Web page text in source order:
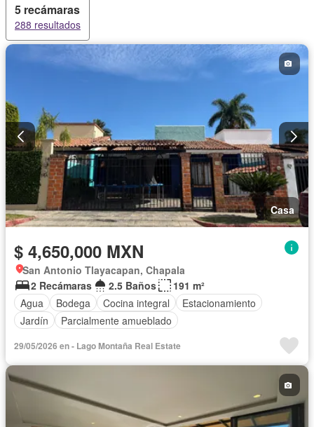
5 recámaras
288 resultados
Casa
$ 4,650,000 MXN
San Antonio Tlayacapan, Chapala
2 Recámaras
2.5 Baños
191 m²
Agua
Bodega Cocina integral
Estacionamiento
Jardín
Parcialmente amueblado
29/05/2026 en - Lago Montaña Real Estate